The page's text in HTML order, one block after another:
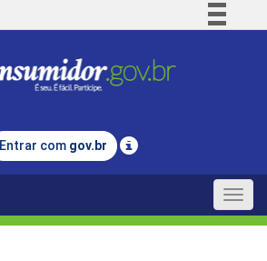
Comunica BR
Legislação
Entrar com gov.br
Toggle